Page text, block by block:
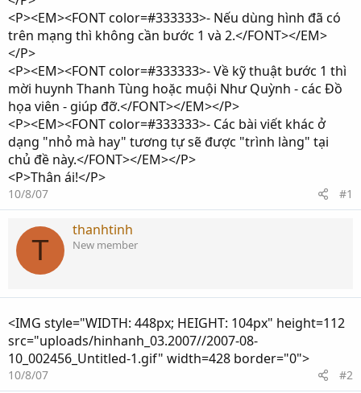
<P><EM><FONT color=#333333>- Nếu dùng hình đã có
trên mạng thì không cần bước 1 và 2.</FONT></EM>
</P>
<P><EM><FONT color=#333333>- Về kỹ thuật bước 1 thì
mời huynh Thanh Tùng hoặc muội Như Quỳnh - các Đồ
họa viên - giúp đỡ.</FONT></EM></P>
<P><EM><FONT color=#333333>- Các bài viết khác ở
dạng "nhỏ mà hay" tương tự sẽ được "trình làng" tại
chủ đề này.</FONT></EM></P>
<P>Thân ái!</P>
10/8/07 #1
T
thanhtinh
New member
<IMG style="WIDTH: 448px; HEIGHT: 104px" height=112
src="uploads/hinhanh_03.2007//2007-08-
10_002456_Untitled-1.gif" width=428 border="0">
10/8/07 #2